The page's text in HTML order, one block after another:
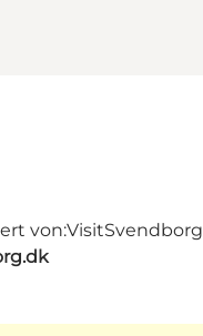
von:VisitSvendborg